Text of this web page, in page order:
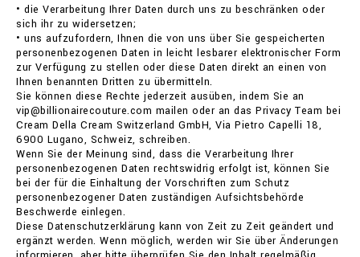
• die Verarbeitung Ihrer Daten durch uns zu beschränken oder
sich ihr zu widersetzen;
• uns aufzufordern, Ihnen die von uns über Sie gespeicherten
personenbezogenen Daten in leicht lesbarer elektronischer Form
zur Verfügung zu stellen oder diese Daten direkt an einen von
Ihnen benannten Dritten zu übermitteln.
Sie können diese Rechte jederzeit ausüben, indem Sie an
vip@billionairecouture.com mailen oder an das Privacy Team bei
Cream Della Cream Switzerland GmbH, Via Pietro Capelli 18,
6900 Lugano, Schweiz, schreiben.
Wenn Sie der Meinung sind, dass die Verarbeitung Ihrer
personenbezogenen Daten rechtswidrig erfolgt ist, können Sie
bei der für die Einhaltung der Vorschriften zum Schutz
personenbezogener Daten zuständigen Aufsichtsbehörde
Beschwerde einlegen.
Diese Datenschutzerklärung kann von Zeit zu Zeit geändert und
ergänzt werden. Wenn möglich, werden wir Sie über Änderungen